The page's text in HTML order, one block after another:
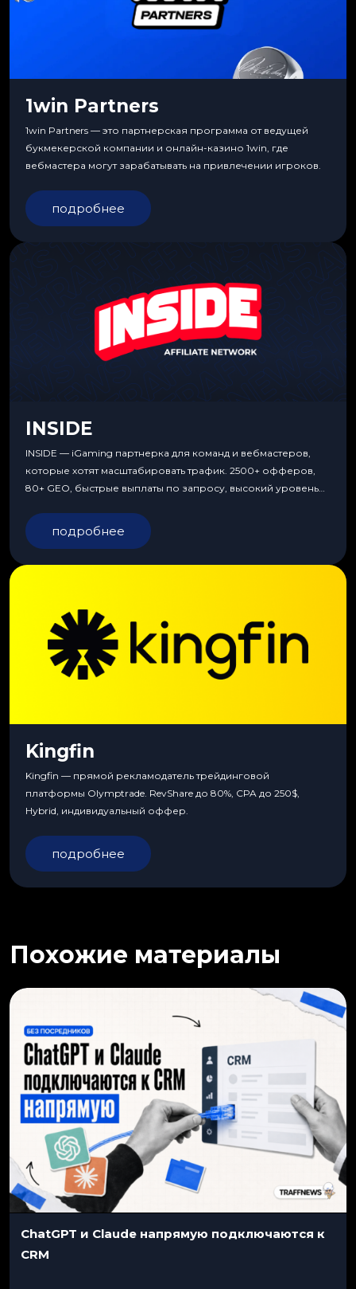
1win Partners
1win Partners — это партнерская программа от ведущей
букмекерской компании и онлайн-казино 1win, где
вебмастера могут зарабатывать на привлечении игроков.
подробнее
INSIDE
INSIDE — iGaming партнерка для команд и вебмастеров,
которые хотят масштабировать трафик. 2500+ офферов,
80+ GEO, быстрые выплаты по запросу, высокий уровень
подробнее
Kingfin
Kingfin — прямой рекламодатель трейдинговой
платформы Olymptrade. RevShare до 80%, CPA до 250$,
Hybrid, индивидуальный оффер.
подробнее
Похожие материалы
ChatGPT и Claude напрямую подключаются к
CRM